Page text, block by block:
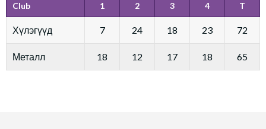
Club 1 2 3 4 T
Хүлэгүүд 7 24 18 23 72
Металл 18 12 17 18 65